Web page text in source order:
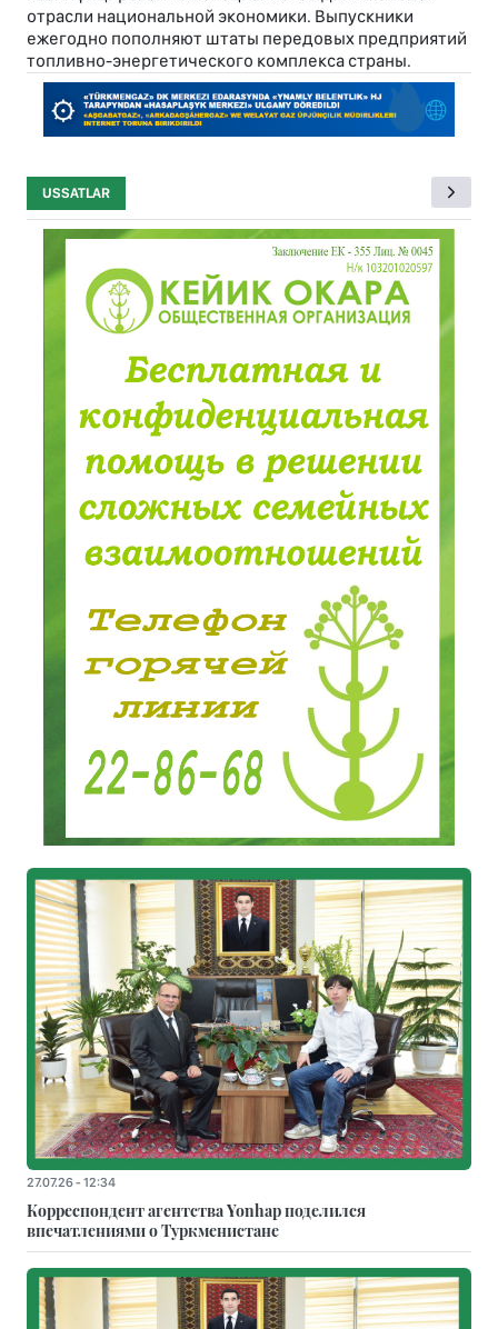
отрасли национальной экономики. Выпускники
ежегодно пополняют штаты передовых предприятий
топливно-энергетического комплекса страны.
USSATLAR
27.07.26 - 12:34
Корреспондент агентства Yonhap поделился
впечатлениями о Туркменистане